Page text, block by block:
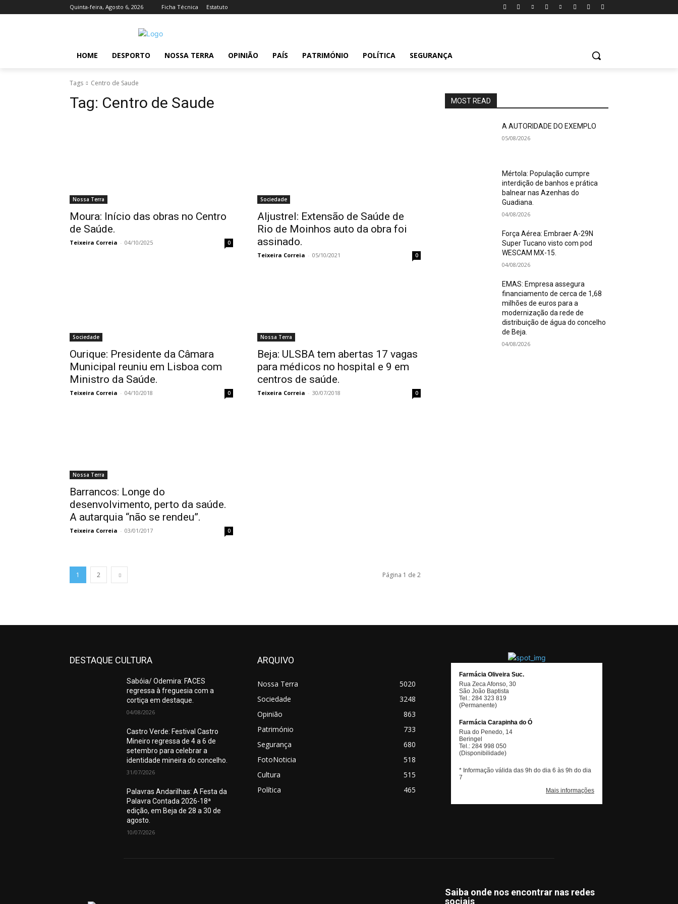
Quinta-feira, Agosto 6, 2026 Ficha Técnica Estatuto
HOME DESPORTO NOSSA TERRA OPINIÃO PAÍS PATRIMÓNIO POLÍTICA SEGURANÇA
Tags Centro de Saude
Tag: Centro de Saude
Nossa Terra
Moura: Início das obras no Centro
de Saúde.
Teixeira Correia - 04/10/2025 0
Sociedade
Aljustrel: Extensão de Saúde de
Rio de Moinhos auto da obra foi
assinado.
Teixeira Correia - 05/10/2021 0
Sociedade
Ourique: Presidente da Câmara
Municipal reuniu em Lisboa com
Ministro da Saúde.
Teixeira Correia - 04/10/2018 0
Nossa Terra
Beja: ULSBA tem abertas 17 vagas
para médicos no hospital e 9 em
centros de saúde.
Teixeira Correia - 30/07/2018 0
Nossa Terra
Barrancos: Longe do
desenvolvimento, perto da saúde.
A autarquia “não se rendeu”.
Teixeira Correia - 03/01/2017 0
1 2 Página 1 de 2
MOST READ
A AUTORIDADE DO EXEMPLO
05/08/2026
Mértola: População cumpre
interdição de banhos e prática
balnear nas Azenhas do
Guadiana.
04/08/2026
Força Aérea: Embraer A-29N
Super Tucano visto com pod
WESCAM MX-15.
04/08/2026
EMAS: Empresa assegura
financiamento de cerca de 1,68
milhões de euros para a
modernização da rede de
distribuição de água do concelho
de Beja.
04/08/2026
DESTAQUE CULTURA
Sabóia/ Odemira: FACES
regressa à freguesia com a
cortiça em destaque.
04/08/2026
Castro Verde: Festival Castro
Mineiro regressa de 4 a 6 de
setembro para celebrar a
identidade mineira do concelho.
31/07/2026
Palavras Andarilhas: A Festa da
Palavra Contada 2026-18ª
edição, em Beja de 28 a 30 de
agosto.
10/07/2026
ARQUIVO
Nossa Terra
5020
Sociedade
3248
Opinião
863
Património
733
Segurança
680
FotoNoticia
518
Cultura
515
Política
465
Saiba onde nos encontrar nas redes
sociais